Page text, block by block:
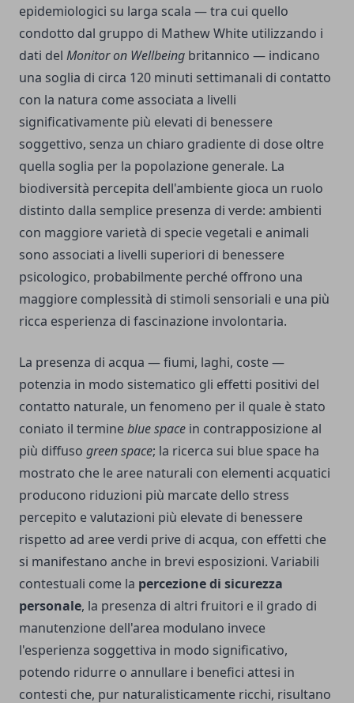
epidemiologici su larga scala — tra cui quello
condotto dal gruppo di Mathew White utilizzando i
dati del Monitor on Wellbeing britannico — indicano
una soglia di circa 120 minuti settimanali di contatto
con la natura come associata a livelli
significativamente più elevati di benessere
soggettivo, senza un chiaro gradiente di dose oltre
quella soglia per la popolazione generale. La
biodiversità percepita dell'ambiente gioca un ruolo
distinto dalla semplice presenza di verde: ambienti
con maggiore varietà di specie vegetali e animali
sono associati a livelli superiori di benessere
psicologico, probabilmente perché offrono una
maggiore complessità di stimoli sensoriali e una più
ricca esperienza di fascinazione involontaria.
La presenza di acqua — fiumi, laghi, coste —
potenzia in modo sistematico gli effetti positivi del
contatto naturale, un fenomeno per il quale è stato
coniato il termineblue space in contrapposizione al
più diffuso green space; la ricerca sui blue space ha
mostrato che le aree naturali con elementi acquatici
producono riduzioni più marcate dello stress
percepito e valutazioni più elevate di benessere
rispetto ad aree verdi prive di acqua, con effetti che
si manifestano anche in brevi esposizioni. Variabili
contestuali come la percezione di sicurezza
personale, la presenza di altri fruitori e il grado di
manutenzione dell'area modulano invece
l'esperienza soggettiva in modo significativo,
potendo ridurre o annullare i benefici attesi in
contesti che, pur naturalisticamente ricchi, risultano